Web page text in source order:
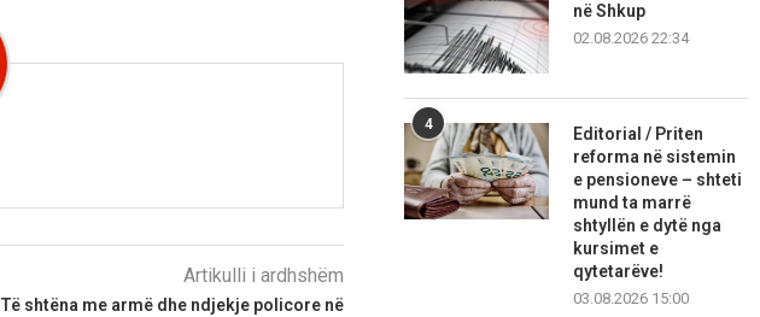
Artikulli i ardhshëm
Të shtëna me armë dhe ndjekje policore në
në Shkup
02.08.2026 22:34
4
Editorial / Priten
reforma në sistemin
e pensioneve – shteti
mund ta marrë
shtyllën e dytë nga
kursimet e
qytetarëve!
03.08.2026 15:00